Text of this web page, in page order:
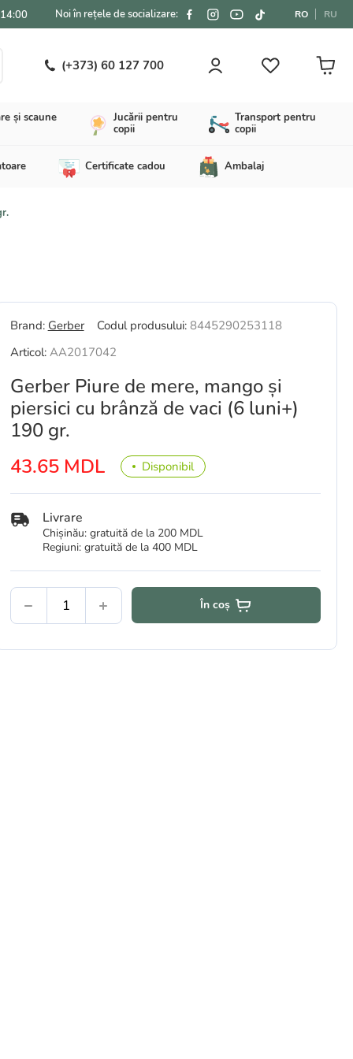
Noi în rețele de socializare: RO RU
(+373) 60 127 700
și scaune
Jucării pentru
copii
Transport pentru
copii
Certificate cadou Ambalaj
Brand: Gerber Codul produsului: 8445290253118
Articol: AA2017042
Gerber Piure de mere, mango și
piersici cu brânză de vaci (6 luni+)
190 gr.
43.65 MDL
Disponibil
Livrare
Chișinău: gratuită de la 200 MDL
Regiuni: gratuită de la 400 MDL
În coș